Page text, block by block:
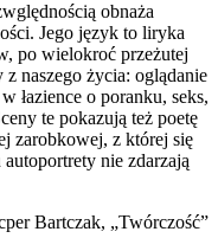
obnaża
Jego język to liryka
po wielokroć przeżutej
naszego życia: oglądanie
łazience o poranku, seks,
te pokazują też poetę
zarobkowej, z której się
nie zdarzają
Bartczak, „Twórczość”